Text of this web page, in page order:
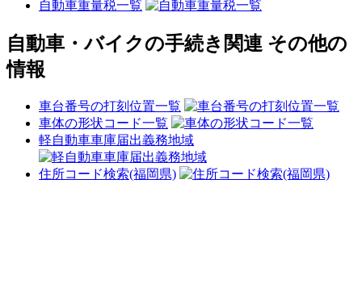
自動車重量税一覧
自動車・バイクの手続き関連 その他の
情報
車台番号の打刻位置一覧
車体の形状コード一覧
軽自動車車庫届出義務地域
住所コード検索(福岡県)